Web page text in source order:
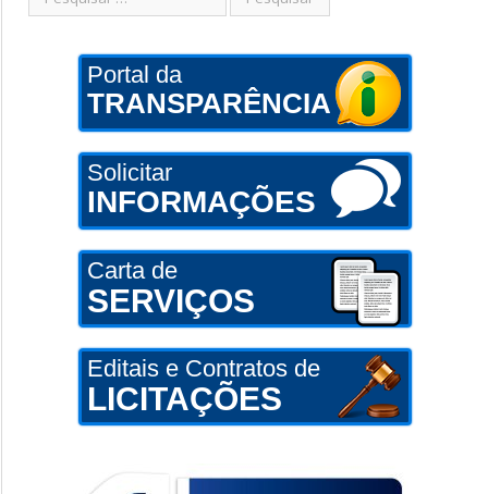
Portal da
TRANSPARÊNCIA
Solicitar
INFORMAÇÕES
Carta de
SERVIÇOS
Editais e Contratos de
LICITAÇÕES